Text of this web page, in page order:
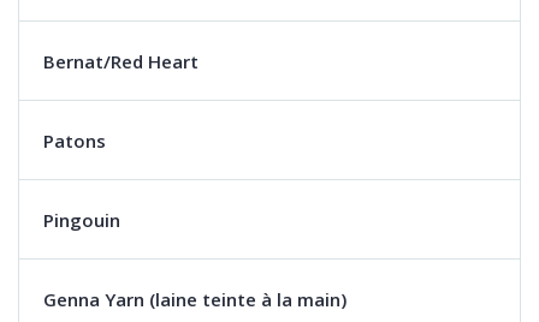
Bernat/Red Heart
Patons
Pingouin
Genna Yarn (laine teinte à la main)